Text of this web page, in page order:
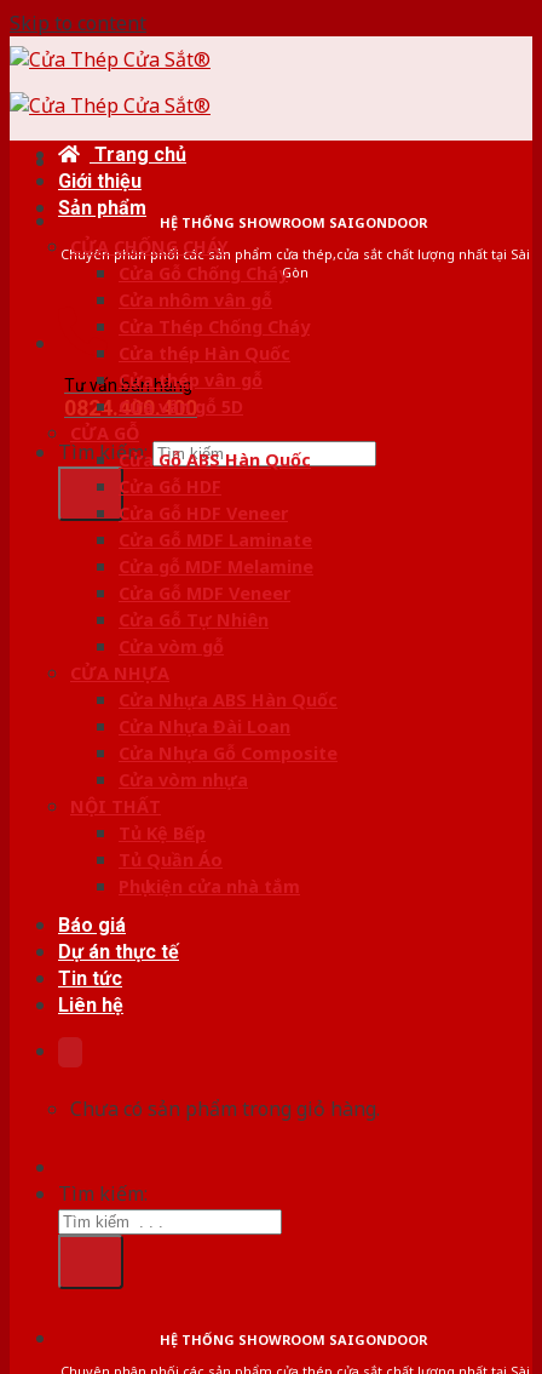
Skip to content
HỆ THỐNG SHOWROOM SAIGONDOOR
Chuyên phân phối các sản phẩm cửa thép,cửa sắt chất lượng nhất tại Sài
Gòn
Tư vấn bán hàng
0824.400.400
Tìm kiếm:
Trang chủ
Giới thiệu
Sản phẩm
CỬA CHỐNG CHÁY
Cửa Gỗ Chống Cháy
Cửa nhôm vân gỗ
Cửa Thép Chống Cháy
Cửa thép Hàn Quốc
Cửa thép vân gỗ
Cửa vân gỗ 5D
CỬA GỖ
Cửa Gỗ ABS Hàn Quốc
Cửa Gỗ HDF
Cửa Gỗ HDF Veneer
Cửa Gỗ MDF Laminate
Cửa gỗ MDF Melamine
Cửa Gỗ MDF Veneer
Cửa Gỗ Tự Nhiên
Cửa vòm gỗ
CỬA NHỰA
Cửa Nhựa ABS Hàn Quốc
Cửa Nhựa Đài Loan
Cửa Nhựa Gỗ Composite
Cửa vòm nhựa
NỘI THẤT
Tủ Kệ Bếp
Tủ Quần Áo
Phụ kiện cửa nhà tắm
Báo giá
Dự án thực tế
Tin tức
Liên hệ
Chưa có sản phẩm trong giỏ hàng.
Tìm kiếm:
HỆ THỐNG SHOWROOM SAIGONDOOR